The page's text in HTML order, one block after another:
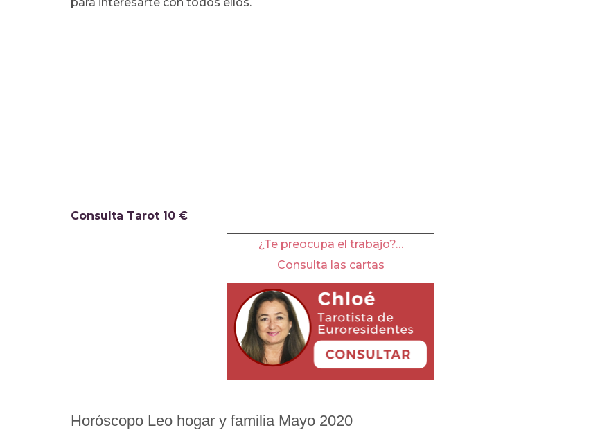
Consulta Tarot 10 €
¿Te preocupa el trabajo?…
Consulta las cartas
Horóscopo Leo hogar y familia Mayo 2020